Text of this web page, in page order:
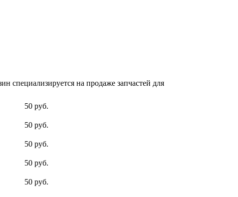
специализируется на продаже запчастей для
50 руб.
50 руб.
50 руб.
50 руб.
50 руб.